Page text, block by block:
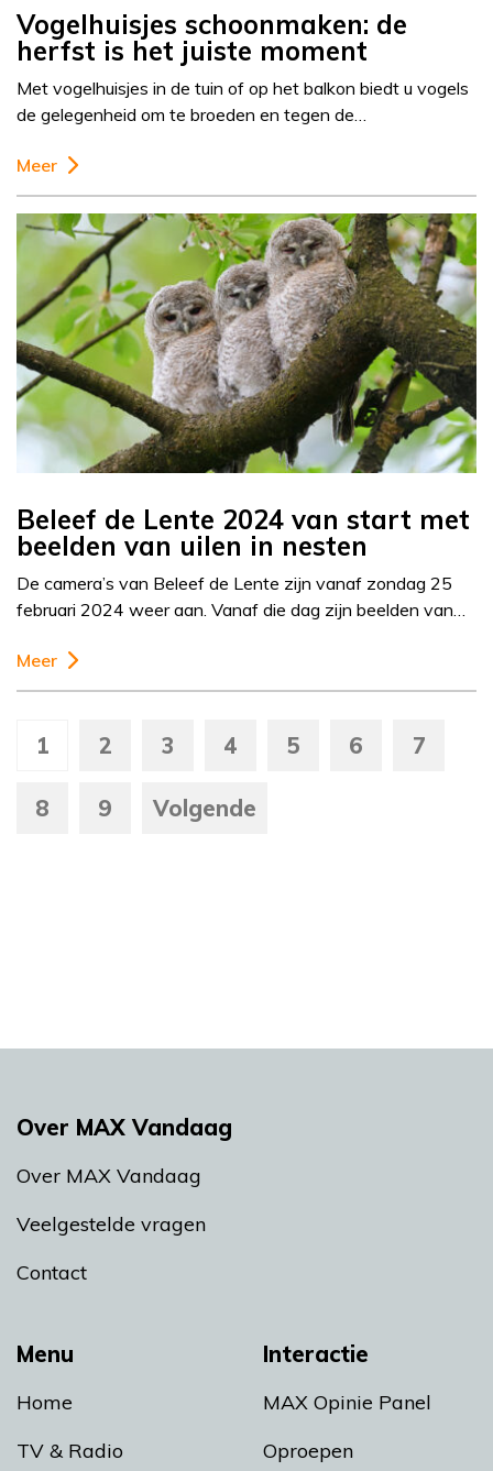
Vogelhuisjes schoonmaken: de
herfst is het juiste moment
Met vogelhuisjes in de tuin of op het balkon biedt u vogels
de gelegenheid om te broeden en tegen de…
Meer
Beleef de Lente 2024 van start met
beelden van uilen in nesten
De camera’s van Beleef de Lente zijn vanaf zondag 25
februari 2024 weer aan. Vanaf die dag zijn beelden van…
Meer
1 2 3 4 5 6 7
8 9 Volgende
Menu
Home
TV & Radio
Interactie
MAX Opinie Panel
Oproepen
Over MAX Vandaag
Over MAX Vandaag
Veelgestelde vragen
Contact